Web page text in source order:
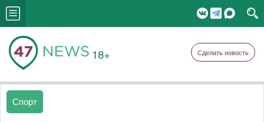
18+ Сделать новость
Спорт